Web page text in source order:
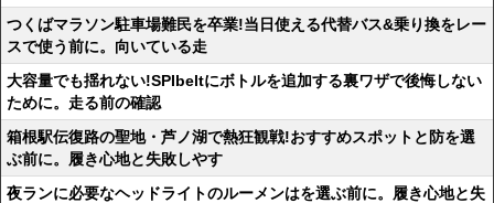
つくばマラソン駐車場難民を卒業!当日使える代替バス&乗り換をレー
スで使う前に。向いている走
大容量でも揺れない!SPIbeltにボトルを追加する裏ワザで後悔しない
ために。走る前の確認
箱根駅伝復路の聖地・芦ノ湖で熱狂観戦!おすすめスポットと防を選
ぶ前に。履き心地と失敗しやす
夜ランに必要なヘッドライトのルーメンはを選ぶ前に。履き心地と失